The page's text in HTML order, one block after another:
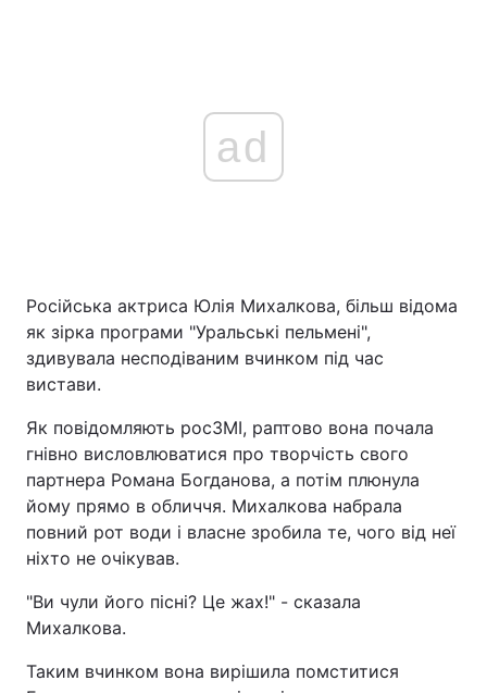
ad
Російська актриса Юлія Михалкова, більш відома
як зірка програми "Уральські пельмені",
здивувала несподіваним вчинком під час
вистави.
Як повідомляють росЗМІ, раптово вона почала
гнівно висловлюватися про творчість свого
партнера Романа Богданова, а потім плюнула
йому прямо в обличчя. Михалкова набрала
повний рот води і власне зробила те, чого від неї
ніхто не очікував.
"Ви чули його пісні? Це жах!" - сказала
Михалкова.
Таким вчинком вона вирішила помститися